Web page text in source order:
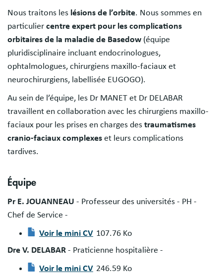
Nous traitons les lésions de l’orbite. Nous sommes en
particulier centre expert pour les complications
orbitaires de la maladie de Basedow (équipe
pluridisciplinaire incluant endocrinologues,
ophtalmologues, chirurgiens maxillo-faciaux et
neurochirurgiens, labellisée EUGOGO).
Au sein de l’équipe, les Dr MANET et Dr DELABAR
travaillent en collaboration avec les chirurgiens maxillo-
faciaux pour les prises en charges des traumatismes
cranio-faciaux complexes et leurs complications
tardives.
Équipe
Pr E. JOUANNEAU - Professeur des universités - PH -
Chef de Service -
Document
Voir le mini CV 107.76 Ko
Dre V. DELABAR - Praticienne hospitalière -
Voir le mini CV 246.59 Ko